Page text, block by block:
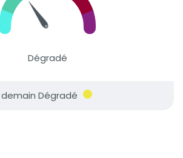
Dégradé
Dégradé